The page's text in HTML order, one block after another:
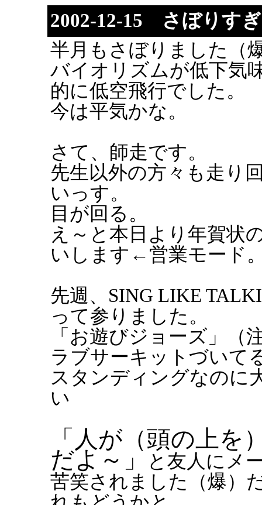
2002-12-15 さぼりす
半月もさぼりました（
バイオリズムが低下気
的に低空飛行でした。
今は平気かな。
さて、師走です。
先生以外の方々も走り
いっす。
目が回る。
え～と本日より年賀状
いします←営業モード
先週、SING LIKE
って参りました。
「お遊びジョーズ」（
ラブサーキットづいて
スタンディングなのに
い
「人が（頭の上を
だよ～」 と友人にメ
苦笑されました（爆）